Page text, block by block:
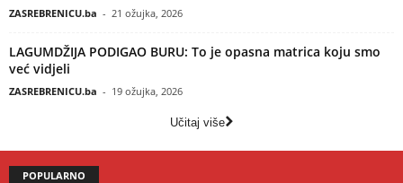
ZASREBRENICU.ba - 21 ožujka, 2026
LAGUMDŽIJA PODIGAO BURU: To je opasna matrica koju smo
već vidjeli
ZASREBRENICU.ba - 19 ožujka, 2026
Učitaj više
POPULARNO